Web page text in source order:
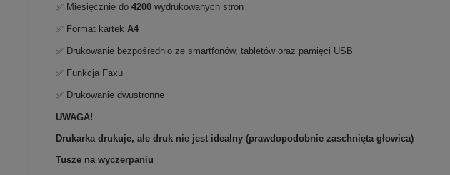
✅ Miesięcznie do4200wydrukowanych stron
✅ Format kartekA4
✅ Drukowanie bezpośrednio ze smartfonów, tabletów oraz pamięci USB
✅ Funkcja Faxu
✅ Drukowanie dwustronne
UWAGA!
Drukarka drukuje, ale druk nie jest idealny (prawdopodobnie zaschnięta głowica)
Tusze na wyczerpaniu